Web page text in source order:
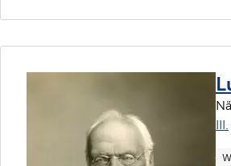
III.